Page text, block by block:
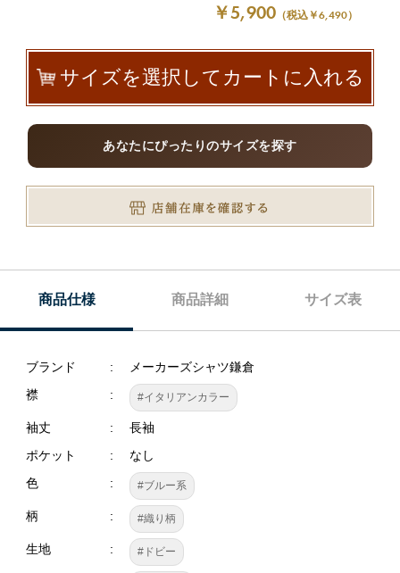
￥5,900 （税込￥6,490）
サイズを選択してカートに入れる
あなたにぴったりのサイズを探す
商品仕様 商品詳細 サイズ表
ブランド
メーカーズシャツ鎌倉
襟
#イタリアンカラー
袖丈
長袖
ポケット
なし
色
#ブルー系
柄 #織り柄
生地 #ドビー